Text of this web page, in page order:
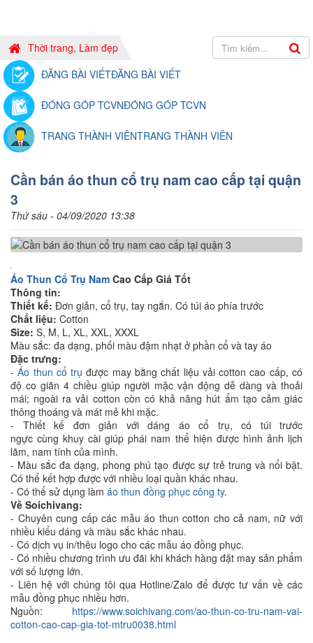
Thời trang, Làm đẹp
ĐĂNG BÀI VIẾTĐĂNG BÀI VIẾT
ĐÓNG GÓP TCVNĐÓNG GÓP TCVN
TRANG THÀNH VIÊNTRANG THÀNH VIÊN
Cần bán áo thun cổ trụ nam cao cấp tại quận
3
Thứ sáu - 04/09/2020 13:38
Áo Thun Cổ Trụ Nam Cao Cấp Giá Tốt
Thông tin:
Thiết kế: Đơn giản, cổ trụ, tay ngắn. Có túi áo phía trước
Chất liệu: Cotton
Size: S, M, L, XL, XXL, XXXL
Màu sắc: đa dạng, phối màu đậm nhạt ở phần cổ và tay áo
Đặc trưng:
-Áo thun cổ trụ được may bằng chất liệu vải cotton cao cấp, có
độ co giãn 4 chiều giúp người mặc vận động dễ dàng và thoải
mái; ngoài ra vải cotton còn có khả năng hút ẩm tạo cảm giác
thông thoáng và mát mẻ khi mặc.
- Thiết kế đơn giản với dáng áo cổ trụ, có túi trước
ngực cùng khuy cài giúp phái nam thể hiện được hình ảnh lịch
lãm, nam tính của mình.
- Màu sắc đa dạng, phong phú tạo được sự trẻ trung và nổi bật.
Có thể kết hợp được với nhiều loại quần khác nhau.
- Có thể sử dụng làm áo thun đồng phục công ty.
Về Soichivang:
- Chuyên cung cấp các mẫu áo thun cotton cho cả nam, nữ với
nhiều kiểu dáng và màu sắc khác nhau.
- Có dịch vụ in/thêu logo cho các mẫu áo đồng phục.
- Có nhiều chương trình ưu đãi khi khách hàng đặt may sản phẩm
với số lượng lớn.
- Liên hệ với chúng tôi qua Hotline/Zalo để được tư vấn về các
mẫu đồng phục nhiều hơn.
Nguồn: https://www.soichivang.com/ao-thun-co-tru-nam-vai-
cotton-cao-cap-gia-tot-mtru0038.html